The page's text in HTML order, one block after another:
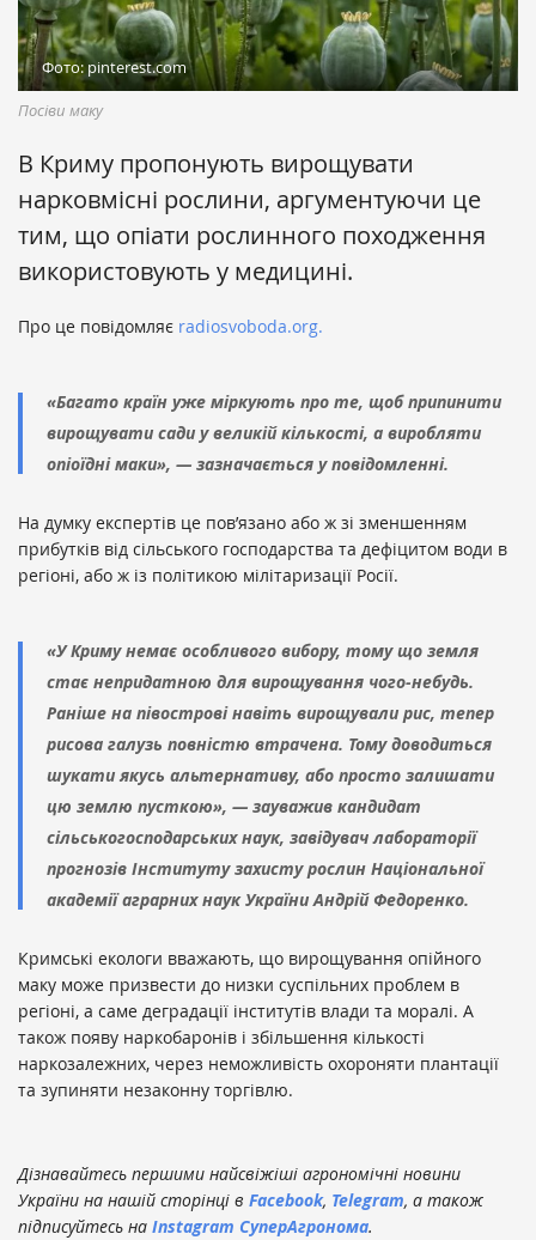
Фото: pinterest.com
Посіви маку
В Криму пропонують вирощувати
нарковмісні рослини, аргументуючи це
тим, що опіати рослинного походження
використовують у медицині.
Про це повідомляє radiosvoboda.org.
«Багато країн уже міркують про те, щоб припинити
вирощувати сади у великій кількості, а виробляти
опіоїдні маки», — зазначається у повідомленні.
На думку експертів це пов’язано або ж зі зменшенням
прибутків від сільського господарства та дефіцитом води в
регіоні, або ж із політикою мілітаризації Росії.
«У Криму немає особливого вибору, тому що земля
стає непридатною для вирощування чого-небудь.
Раніше на півострові навіть вирощували рис, тепер
рисова галузь повністю втрачена. Тому доводиться
шукати якусь альтернативу, або просто залишати
цю землю пусткою», — зауважив кандидат
сільськогосподарських наук, завідувач лабораторії
прогнозів Інституту захисту рослин Національної
академії аграрних наук України Андрій Федоренко.
Кримські екологи вважають, що вирощування опійного
маку може призвести до низки суспільних проблем в
регіоні, а саме деградації інститутів влади та моралі. А
також появу наркобаронів і збільшення кількості
наркозалежних, через неможливість охороняти плантації
та зупиняти незаконну торгівлю.
Дізнавайтесь першими найсвіжіші агрономічні новини
України на нашій сторінці в Facebook, Telegram, а також
підписуйтесь на Instagram СуперАгронома.